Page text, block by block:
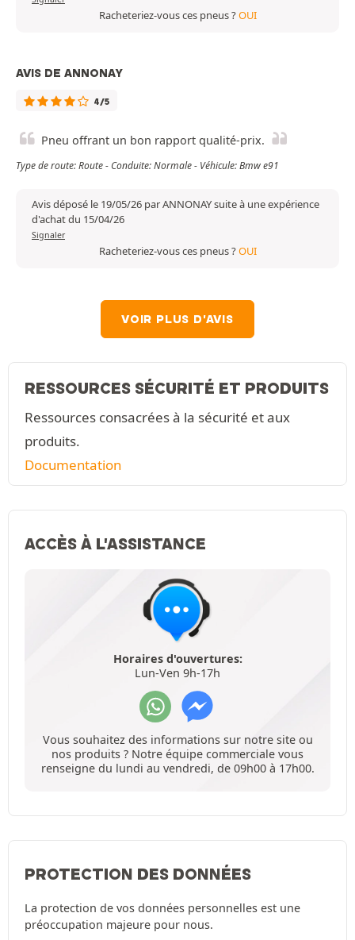
Racheteriez-vous ces pneus ?OUI
AVIS DE ANNONAY
4/5
Pneu offrant un bon rapport qualité-prix.
Type de route: Route - Conduite: Normale - Véhicule: Bmw e91
Avis déposé le 19/05/26 par ANNONAY suite à une expérience
d'achat du 15/04/26
Signaler
Racheteriez-vous ces pneus ?OUI
VOIR PLUS D'AVIS
RESSOURCES SÉCURITÉ ET PRODUITS
Ressources consacrées à la sécurité et aux
produits.
Documentation
ACCÈS À L'ASSISTANCE
Horaires d'ouvertures:
Lun-Ven 9h-17h
Vous souhaitez des informations sur notre site ou
nos produits ? Notre équipe commerciale vous
renseigne du lundi au vendredi, de 09h00 à 17h00.
PROTECTION DES DONNÉES
La protection de vos données personnelles est une
préoccupation majeure pour nous.